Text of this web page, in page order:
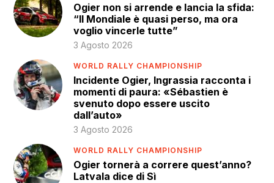
Ogier non si arrende e lancia la sfida:
“Il Mondiale è quasi perso, ma ora
voglio vincerle tutte”
3 Agosto 2026
WORLD RALLY CHAMPIONSHIP
Incidente Ogier, Ingrassia racconta i
momenti di paura: «Sébastien è
svenuto dopo essere uscito
dall’auto»
3 Agosto 2026
WORLD RALLY CHAMPIONSHIP
Ogier tornerà a correre quest’anno?
Latvala dice di Sì